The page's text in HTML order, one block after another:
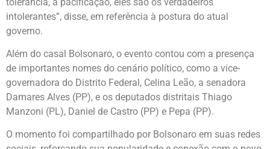
intolerantes”, disse, em referência à postura do atual
governo.
Além do casal Bolsonaro, o evento contou com a presença
de importantes nomes do cenário político, como a vice-
governadora do Distrito Federal, Celina Leão, a senadora
Damares Alves (PP), e os deputados distritais Thiago
Manzoni (PL), Daniel de Castro (PP) e Pepa (PP).
O momento foi compartilhado por Bolsonaro em suas redes